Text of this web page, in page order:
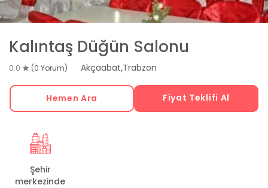
Kalıntaş Düğün Salonu
0.0 (0 Yorum) Akçaabat,Trabzon
Hemen Ara Fiyat Teklifi Al
Şehir
merkezinde